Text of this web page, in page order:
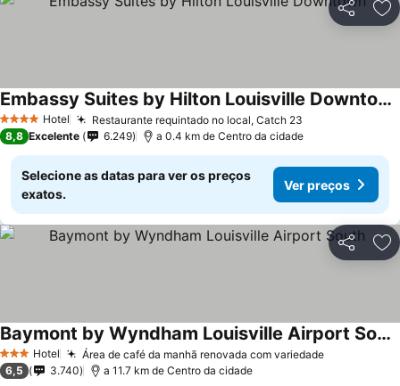
Partilhar
4 EstrelasHotel Restaurante requintado no local, Catch 23
Embassy Suites by Hilton Louisville Downtown
8,8 Excelente 6.249 a 0.4 km de Centro da cidade
Selecione as datas para ver os preços
exatos.
Ver preços
Partilhar
3 EstrelasHotel Área de café da manhã renovada com variedade
Baymont by Wyndham Louisville Airport South
6,5 3.740 a 11.7 km de Centro da cidade